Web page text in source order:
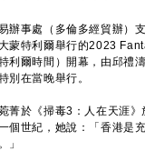
事處（多倫多經貿辦）支
蒙特利爾舉行的2023
利爾時間）開幕，由邱禮
別在當晚舉行。
於《掃毒3：人在天涯》
個世紀，她說：「香港是
」